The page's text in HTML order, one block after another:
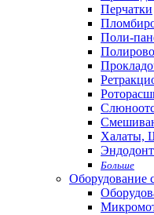
Перчатки
Поли-
Халаты,
Больше
Оборудование